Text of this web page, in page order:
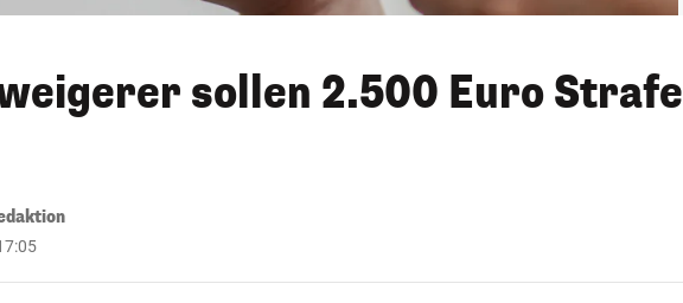
sollen 2.500 Euro Strafe